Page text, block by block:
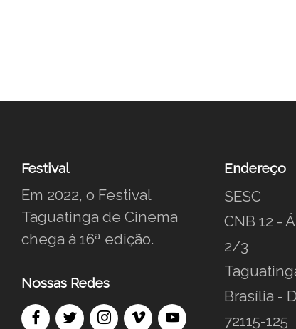
Festival
Em 2022, o Festival
Taguatinga de Cinema
chega à 16ª edição.
Nossas Redes
Endereço
SESC
CNB 12 -
2/3
Brasília -
72115-125